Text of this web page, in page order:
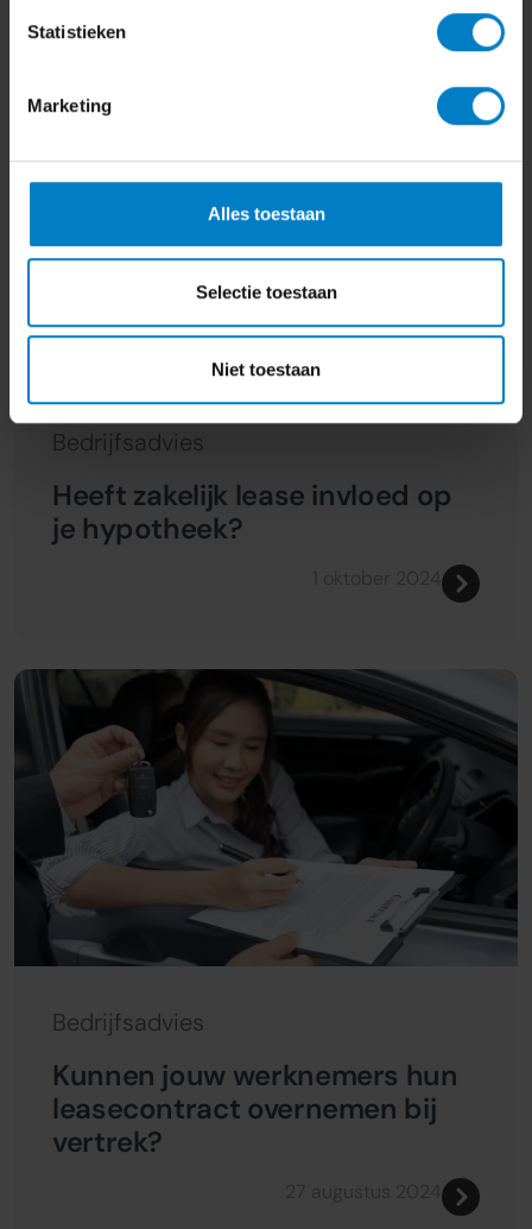
Statistieken
Marketing
Alles toestaan
Selectie toestaan
Niet toestaan
Bedrijfsadvies
Heeft zakelijk lease invloed op
je hypotheek?
Bedrijfsadvies
Kunnen jouw werknemers hun
leasecontract overnemen bij
vertrek?